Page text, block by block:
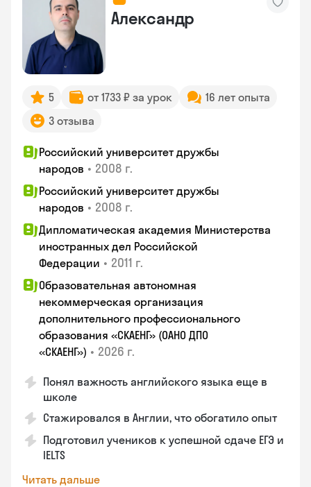
Александр
5 от 1733 ₽ за урок
16 лет опыта
3 отзыва
Российский университет дружбы
народов • 2008 г.
Российский университет дружбы
народов • 2008 г.
Дипломатическая академия Министерства
иностранных дел Российской
Федерации • 2011 г.
Образовательная автономная
некоммерческая организация
дополнительного профессионального
образования «СКАЕНГ» (ОАНО ДПО
«СКАЕНГ») • 2026 г.
Понял важность английского языка еще в
школе
Стажировался в Англии, что обогатило опыт
Подготовил учеников к успешной сдаче ЕГЭ и
IELTS
Читать дальше